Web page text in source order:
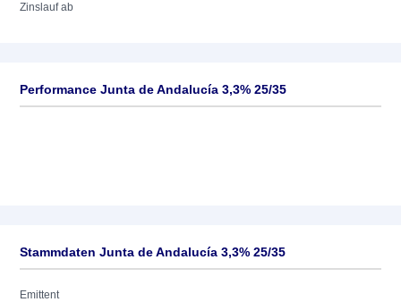
Zinslauf ab
Performance Junta de Andalucía 3,3% 25/35
Stammdaten Junta de Andalucía 3,3% 25/35
Emittent